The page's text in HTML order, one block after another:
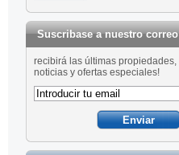
Suscribase a nuestro correo
recibirá las últimas propiedades,
noticias y ofertas especiales!